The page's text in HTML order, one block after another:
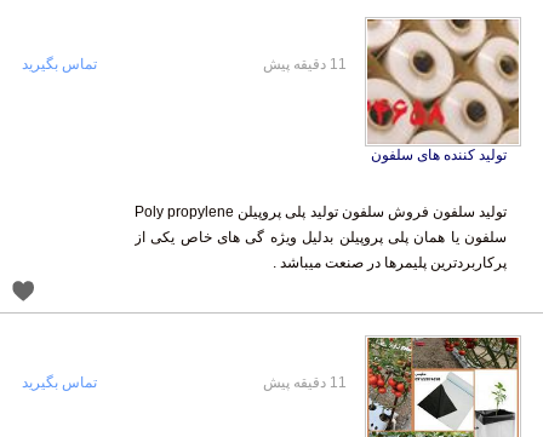
تولید کننده های سلفون
تولید سلفون فروش سلفون تولید پلی پروپیلن Poly propylene
سلفون یا همان پلی پروپیلن بدلیل ویژه گی های خاص یکی از
پرکاربردترین پلیمرها در صنعت میباشد .
11 دقیقه پیش تماس بگیرید
11 دقیقه پیش تماس بگیرید